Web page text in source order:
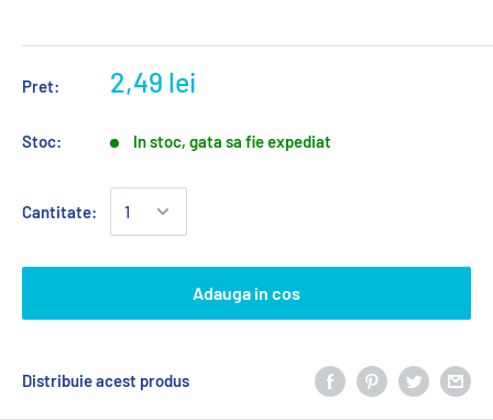
Pret: 2,49 lei
Stoc: In stoc, gata sa fie expediat
Cantitate:
Adauga in cos
Distribuie acest produs